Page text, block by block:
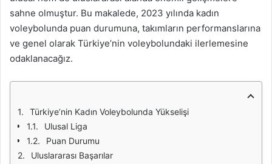
sahne olmuştur. Bu makalede, 2023 yılında kadın
voleybolunda puan durumuna, takımların performanslarına
ve genel olarak Türkiye’nin voleybolundaki ilerlemesine
odaklanacağız.
Türkiye’nin Kadın Voleybolunda Yükselişi
Ulusal Liga
Puan Durumu
Uluslararası Başarılar